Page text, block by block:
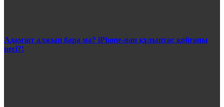
Адамзат алжып бара ма? iPhone-нан құлыптас қойғаны
несі?!